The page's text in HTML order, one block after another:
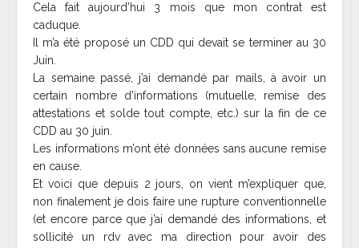
Cela fait aujourd’hui 3 mois que mon contrat est
caduque.
Il m’a été proposé un CDD qui devait se terminer au 30
Juin.
La semaine passé, j’ai demandé par mails, à avoir un
certain nombre d’informations (mutuelle, remise des
attestations et solde tout compte, etc.) sur la fin de ce
CDD au 30 juin.
Les informations m’ont été données sans aucune remise
en cause.
Et voici que depuis 2 jours, on vient m’expliquer que,
non finalement je dois faire une rupture conventionnelle
(et encore parce que j’ai demandé des informations, et
sollicité un rdv avec ma direction pour avoir des